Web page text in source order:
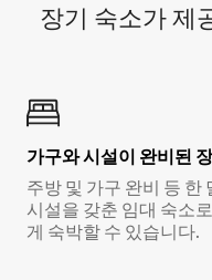
장기 숙소가 제
가구와 시설이 완비된
주방 및 가구 완비 등 한
시설을 갖춘 임대 숙소
게 숙박할 수 있습니다.